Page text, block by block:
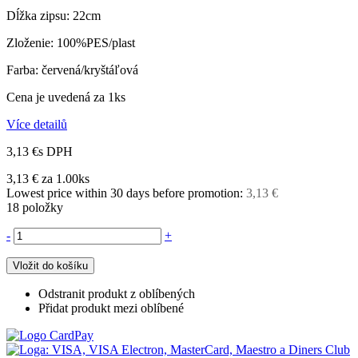
Dĺžka zipsu: 22cm
Zloženie: 100%PES/plast
Farba: červená/kryštáľová
Cena je uvedená za 1ks
Více detailů
3,13 €s DPH
3,13 € za 1.00ks
Lowest price within 30 days before promotion: 3,13 €
18 položky
- +
Vložit do košíku
Odstranit produkt z oblíbených
Přidat produkt mezi oblíbené